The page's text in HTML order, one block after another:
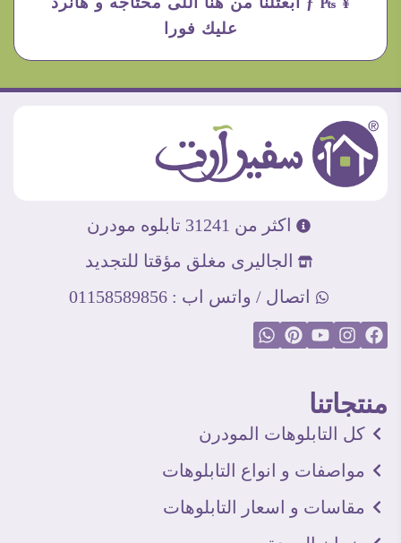
عليك فورا
اكثر من 31241 تابلوه مودرن
الجاليرى مغلق مؤقتا للتجديد
اتصال / واتس اب : 01158589856
منتجاتنا
كل التابلوهات المودرن
مواصفات و انواع التابلوهات
مقاسات و اسعار التابلوهات